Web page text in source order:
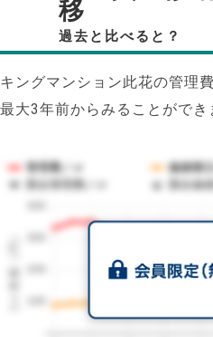
移
過去と比べると？
キングマンション此花の管理
最大3年前からみることができ
1㎡単価（円）
管理費／㎡
修繕積
競合管理費／㎡
競合修